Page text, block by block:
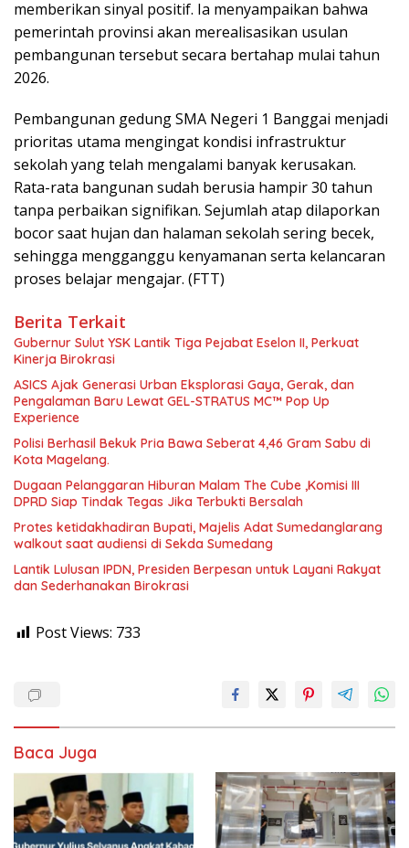
memberikan sinyal positif. Ia menyampaikan bahwa
pemerintah provinsi akan merealisasikan usulan
pembangunan tersebut secara bertahap mulai tahun
2026.
Pembangunan gedung SMA Negeri 1 Banggai menjadi
prioritas utama mengingat kondisi infrastruktur
sekolah yang telah mengalami banyak kerusakan.
Rata-rata bangunan sudah berusia hampir 30 tahun
tanpa perbaikan signifikan. Sejumlah atap dilaporkan
bocor saat hujan dan halaman sekolah sering becek,
sehingga mengganggu kenyamanan serta kelancaran
proses belajar mengajar. (FTT)
Berita Terkait
Gubernur Sulut YSK Lantik Tiga Pejabat Eselon II, Perkuat
Kinerja Birokrasi
ASICS Ajak Generasi Urban Eksplorasi Gaya, Gerak, dan
Pengalaman Baru Lewat GEL-STRATUS MC™ Pop Up
Experience
Polisi Berhasil Bekuk Pria Bawa Seberat 4,46 Gram Sabu di
Kota Magelang.
Dugaan Pelanggaran Hiburan Malam The Cube ,Komisi III
DPRD Siap Tindak Tegas Jika Terbukti Bersalah
Protes ketidakhadiran Bupati, Majelis Adat Sumedanglarang
walkout saat audiensi di Sekda Sumedang
Lantik Lulusan IPDN, Presiden Berpesan untuk Layani Rakyat
dan Sederhanakan Birokrasi
Post Views: 733
Baca Juga